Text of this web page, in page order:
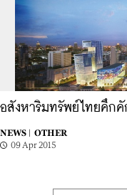
อสังหาริมทรัพย์ไทยคึกคั
NEWS |
OTHER
09 Apr 2015